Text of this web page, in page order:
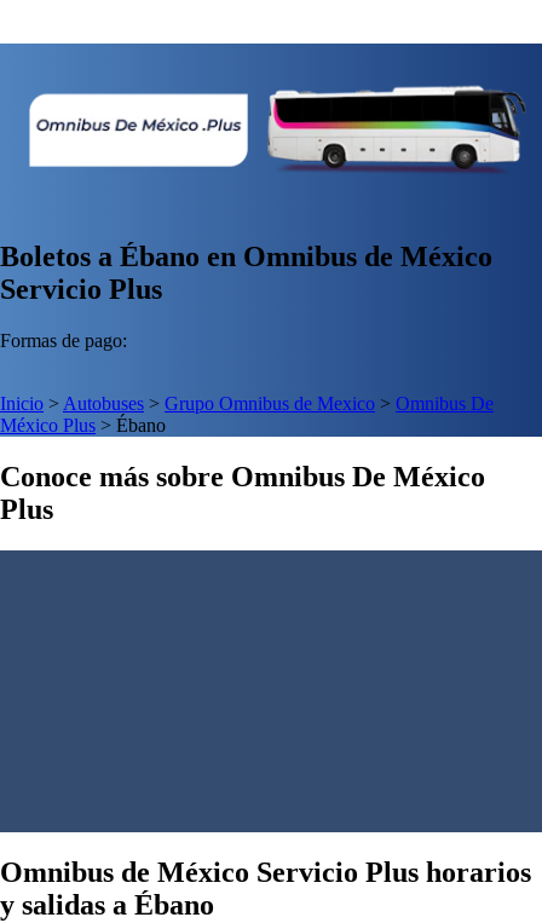
Boletos a Ébano en Omnibus de México
Servicio Plus
Formas de pago:
Inicio > Autobuses > Grupo Omnibus de Mexico > Omnibus De
México Plus > Ébano
Conoce más sobre Omnibus De México
Plus
Omnibus de México Servicio Plus horarios
y salidas a Ébano